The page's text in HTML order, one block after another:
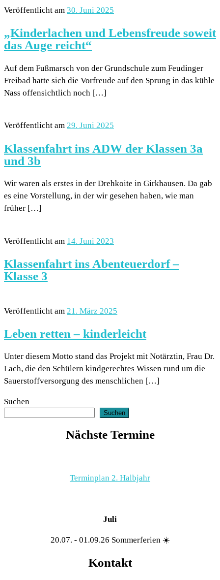
Veröffentlicht am 30. Juni 2025
„Kinderlachen und Lebensfreude soweit
das Auge reicht“
Auf dem Fußmarsch von der Grundschule zum Feudinger
Freibad hatte sich die Vorfreude auf den Sprung in das kühle
Nass offensichtlich noch […]
Veröffentlicht am 29. Juni 2025
Klassenfahrt ins ADW der Klassen 3a
und 3b
Wir waren als erstes in der Drehkoite in Girkhausen. Da gab
es eine Vorstellung, in der wir gesehen haben, wie man
früher […]
Veröffentlicht am 14. Juni 2023
Klassenfahrt ins Abenteuerdorf –
Klasse 3
Veröffentlicht am 21. März 2025
Leben retten – kinderleicht
Unter diesem Motto stand das Projekt mit Notärztin, Frau Dr.
Lach, die den Schülern kindgerechtes Wissen rund um die
Sauerstoffversorgung des menschlichen […]
Suchen
Suchen
Nächste Termine
Terminplan 2. Halbjahr
Juli
20.07. - 01.09.26 Sommerferien ☀️
Kontakt